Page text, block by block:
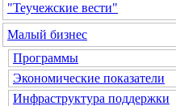
"Теучежские вести"
Малый бизнес
Программы
Экономические показатели
Инфраструктура поддержки